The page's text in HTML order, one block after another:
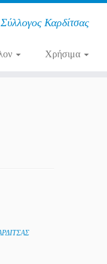
Καρδίτσας
Χρήσιμα